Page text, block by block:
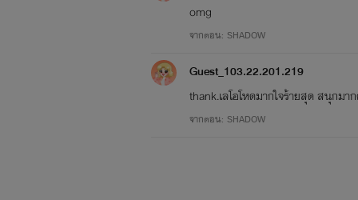
omg
จากตอน: SHADOW
Guest_103.22.201.219
thank.เลโอโหดมากใจร้ายสุด สนุกมา
จากตอน: SHADOW